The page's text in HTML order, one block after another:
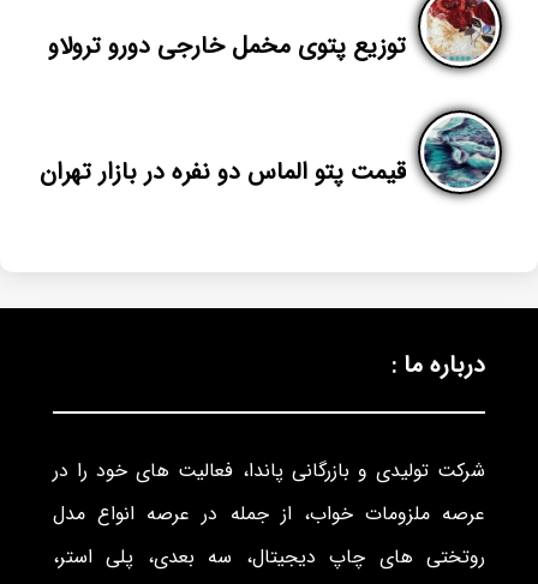
توزیع پتوی مخمل خارجی دورو ترولاو
قیمت پتو الماس دو نفره در بازار تهران
درباره ما :
شرکت تولیدی و بازرگانی پاندا، فعالیت های خود را در
عرصه ملزومات خواب، از جمله در عرصه انواع مدل
روتختی های چاپ دیجیتال، سه بعدی، پلی استر،